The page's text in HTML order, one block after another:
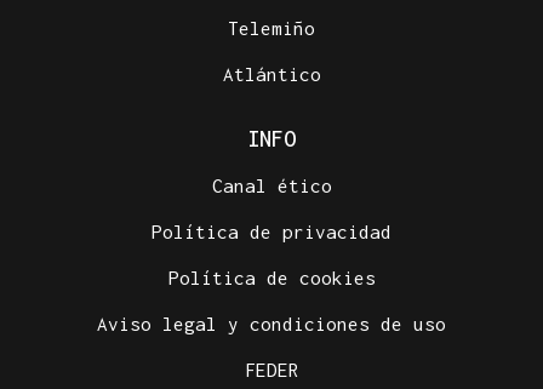
Telemiño
Atlántico
INFO
Canal ético
Política de privacidad
Política de cookies
Aviso legal y condiciones de uso
FEDER